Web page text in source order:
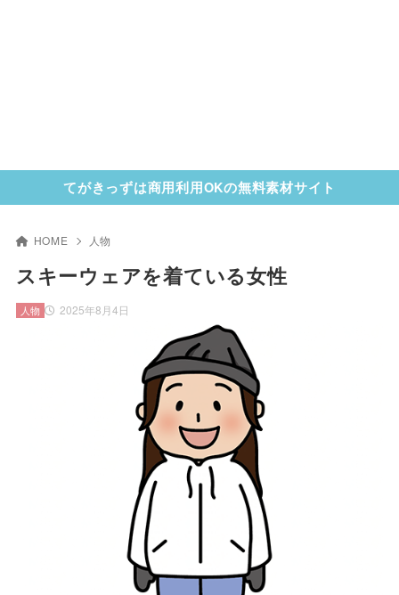
てがきっずは商用利用OKの無料素材サイト
HOME 人物
スキーウェアを着ている女性
2025年8月4日
人物